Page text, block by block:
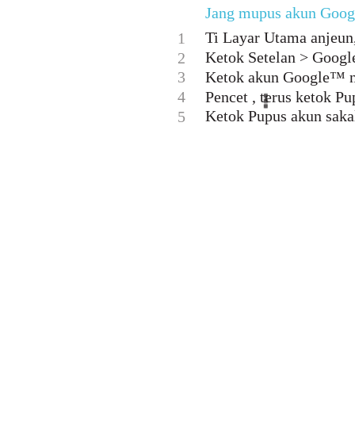
Jang mupus akun
1
Ti Layar Utama
2
Ketok Setelan >
3
Ketok akun Google™
4
Pencet , terus ketok
5
Ketok Pupus akun